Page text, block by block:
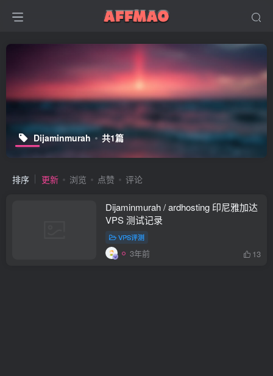
Dijaminmurah 共1篇
排序 更新 浏览 点赞 评论
Dijaminmurah / ardhosting 印尼雅加达
VPS 测试记录
VPS评测
3年前 13